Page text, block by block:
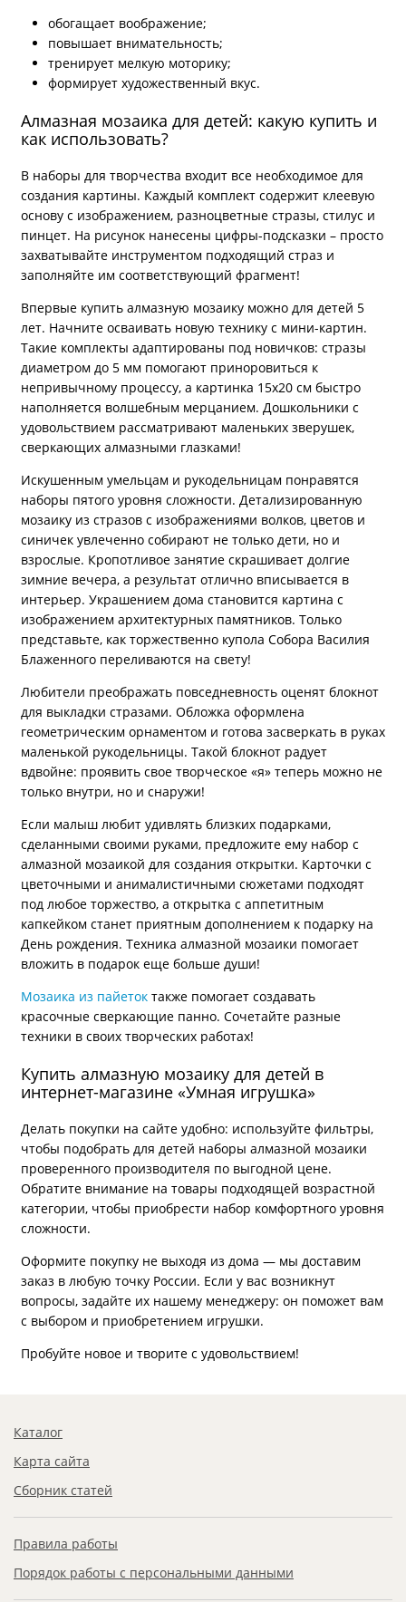
обогащает воображение;
повышает внимательность;
тренирует мелкую моторику;
формирует художественный вкус.
Алмазная мозаика для детей: какую купить и
как использовать?
В наборы для творчества входит все необходимое для
создания картины. Каждый комплект содержит клеевую
основу с изображением, разноцветные стразы, стилус и
пинцет. На рисунок нанесены цифры-подсказки – просто
захватывайте инструментом подходящий страз и
заполняйте им соответствующий фрагмент!
Впервые купить алмазную мозаику можно для детей 5
лет. Начните осваивать новую технику с мини-картин.
Такие комплекты адаптированы под новичков: стразы
диаметром до 5 мм помогают приноровиться к
непривычному процессу, а картинка 15х20 см быстро
наполняется волшебным мерцанием. Дошкольники с
удовольствием рассматривают маленьких зверушек,
сверкающих алмазными глазками!
Искушенным умельцам и рукодельницам понравятся
наборы пятого уровня сложности. Детализированную
мозаику из стразов с изображениями волков, цветов и
синичек увлеченно собирают не только дети, но и
взрослые. Кропотливое занятие скрашивает долгие
зимние вечера, а результат отлично вписывается в
интерьер. Украшением дома становится картина с
изображением архитектурных памятников. Только
представьте, как торжественно купола Собора Василия
Блаженного переливаются на свету!
Любители преображать повседневность оценят блокнот
для выкладки стразами. Обложка оформлена
геометрическим орнаментом и готова засверкать в руках
маленькой рукодельницы. Такой блокнот радует
вдвойне: проявить свое творческое «я» теперь можно не
только внутри, но и снаружи!
Если малыш любит удивлять близких подарками,
сделанными своими руками, предложите ему набор с
алмазной мозаикой для создания открытки. Карточки с
цветочными и анималистичными сюжетами подходят
под любое торжество, а открытка с аппетитным
капкейком станет приятным дополнением к подарку на
День рождения. Техника алмазной мозаики помогает
вложить в подарок еще больше души!
Мозаика из пайетоктакже помогает создавать
красочные сверкающие панно. Сочетайте разные
техники в своих творческих работах!
Купить алмазную мозаику для детей в
интернет-магазине «Умная игрушка»
Делать покупки на сайте удобно: используйте фильтры,
чтобы подобрать для детей наборы алмазной мозаики
проверенного производителя по выгодной цене.
Обратите внимание на товары подходящей возрастной
категории, чтобы приобрести набор комфортного уровня
сложности.
Оформите покупку не выходя из дома — мы доставим
заказ в любую точку России. Если у вас возникнут
вопросы, задайте их нашему менеджеру: он поможет вам
с выбором и приобретением игрушки.
Пробуйте новое и творите с удовольствием!
Каталог
Карта сайта
Сборник статей
Правила работы
Порядок работы с персональными данными